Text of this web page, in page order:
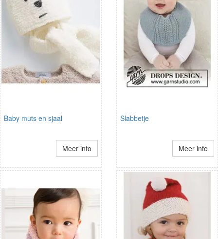
Baby muts en sjaal
Meer info
Slabbetje
Meer info